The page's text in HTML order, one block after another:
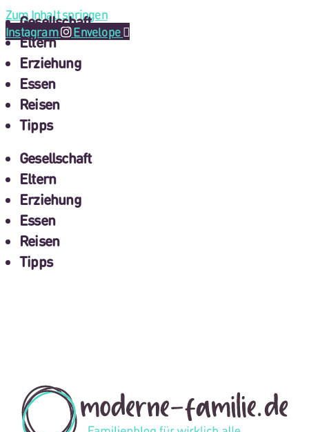
Zum Inhalt springen
Instagram
Envelope
Gesellschaft
Eltern
Erziehung
Essen
Reisen
Tipps
Gesellschaft
Eltern
Erziehung
Essen
Reisen
Tipps